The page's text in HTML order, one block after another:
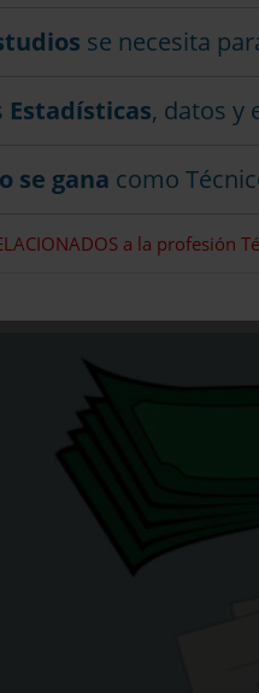
se necesita
Estadísticas, datos y
se gana como
a la profesión